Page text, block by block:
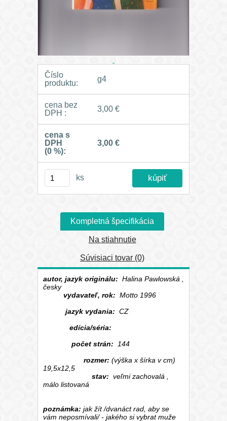
Číslo
produktu:
g4
cena bez
DPH :
3,00 €
cena s
DPH
(0 %):
3,00 €
ks
Kompletná špecifikácia
Na stiahnutie
Súvisiaci tovar (0)
autor, jazyk originálu: Halina Pawlowská ,
česky
vydavateľ, rok: Motto 1996
jazyk vydania: CZ
edícia/séria:
počet strán: 144
rozmer: (výška x šírka v cm)
19,5x12,5
stav: veľmi zachovalá ,
málo listovaná
poznámka: jak žít /dvanáct rad, aby se
vám neposmívali/ - jakého si vybrat muže